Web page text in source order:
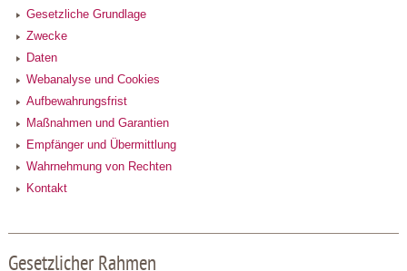
Gesetzliche Grundlage
Zwecke
Daten
Webanalyse und Cookies
Aufbewahrungsfrist
Maßnahmen und Garantien
Empfänger und Übermittlung
Wahrnehmung von Rechten
Kontakt
Gesetzlicher Rahmen